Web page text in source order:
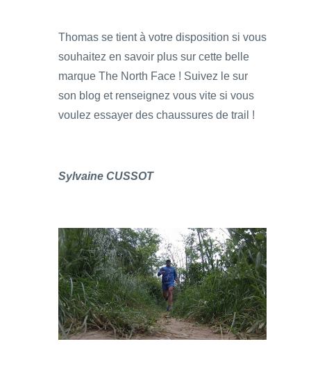
Thomas se tient à votre disposition si vous
souhaitez en savoir plus sur cette belle
marque The North Face ! Suivez le sur
son blog et renseignez vous vite si vous
voulez essayer des chaussures de trail !
Sylvaine CUSSOT